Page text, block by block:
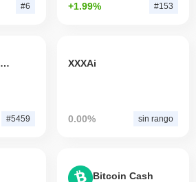
#6 +1.99% #153
The White Bull
#5459
XXXAi
0.00% sin rango
Bitcoin Cash